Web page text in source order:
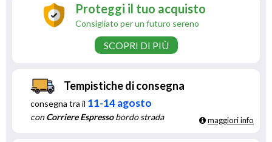
Proteggi il tuo acquisto
Consigliato per un futuro sereno
SCOPRI DI PIÙ
Tempistiche di consegna
consegna tra il 11-14 agosto
conCorriere Espressobordo strada maggiori info